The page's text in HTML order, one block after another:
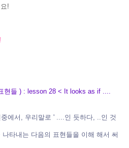
!
현들 ) : lesson 28 < It looks as if ....
에서, 우리말로 ' ....인 듯하다, ..인 것
타내는 다음의 표현들을 이해 해서 써